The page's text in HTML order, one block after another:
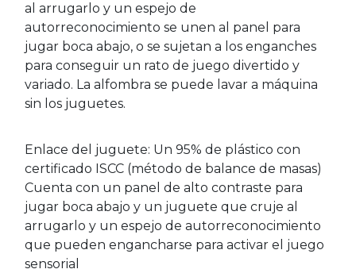
al arrugarlo y un espejo de
autorreconocimiento se unen al panel para
jugar boca abajo, o se sujetan a los enganches
para conseguir un rato de juego divertido y
variado. La alfombra se puede lavar a máquina
sin los juguetes.
Enlace del juguete: Un 95% de plástico con
certificado ISCC (método de balance de masas)
Cuenta con un panel de alto contraste para
jugar boca abajo y un juguete que cruje al
arrugarlo y un espejo de autorreconocimiento
que pueden engancharse para activar el juego
sensorial